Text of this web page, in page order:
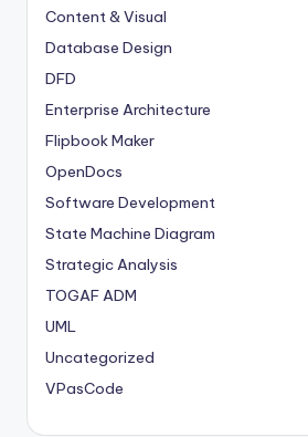
Content & Visual
Database Design
DFD
Enterprise Architecture
Flipbook Maker
OpenDocs
Software Development
State Machine Diagram
Strategic Analysis
TOGAF ADM
UML
Uncategorized
VPasCode